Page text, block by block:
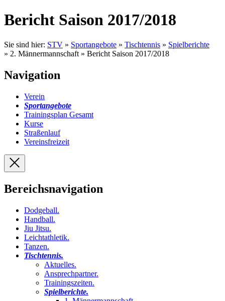
Bericht Saison 2017/2018
Sie sind hier: STV » Sportangebote » Tischtennis » Spielberichte
» 2. Männermannschaft » Bericht Saison 2017/2018
Navigation
Verein
Sportangebote
Trainingsplan Gesamt
Kurse
Straßenlauf
Vereinsfreizeit
Bereichsnavigation
Dodgeball.
Handball.
Jiu Jitsu.
Leichtathletik.
Tanzen.
Tischtennis.
Aktuelles.
Ansprechpartner.
Trainingszeiten.
Spielberichte.